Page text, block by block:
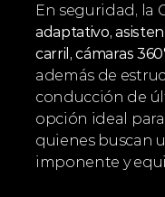
En seguridad, la
adaptativo,
carril, cámaras
además de
conducción de
opción ideal
quienes buscan
imponente y